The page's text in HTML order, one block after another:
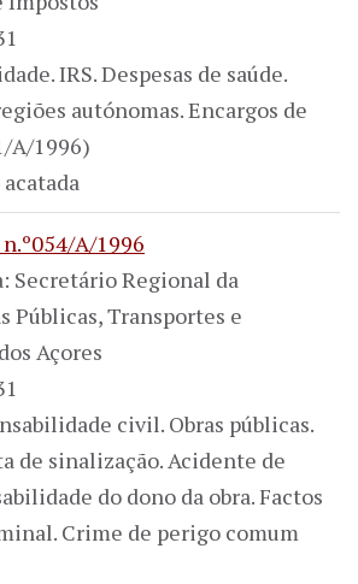
IRS. Despesas de saúde.
autónomas. Encargos de
A/1996)
A/1996
Secretário Regional da
Públicas, Transportes e
Açores
civil. Obras públicas.
de sinalização. Acidente de
do dono da obra. Factos
Crime de perigo comum